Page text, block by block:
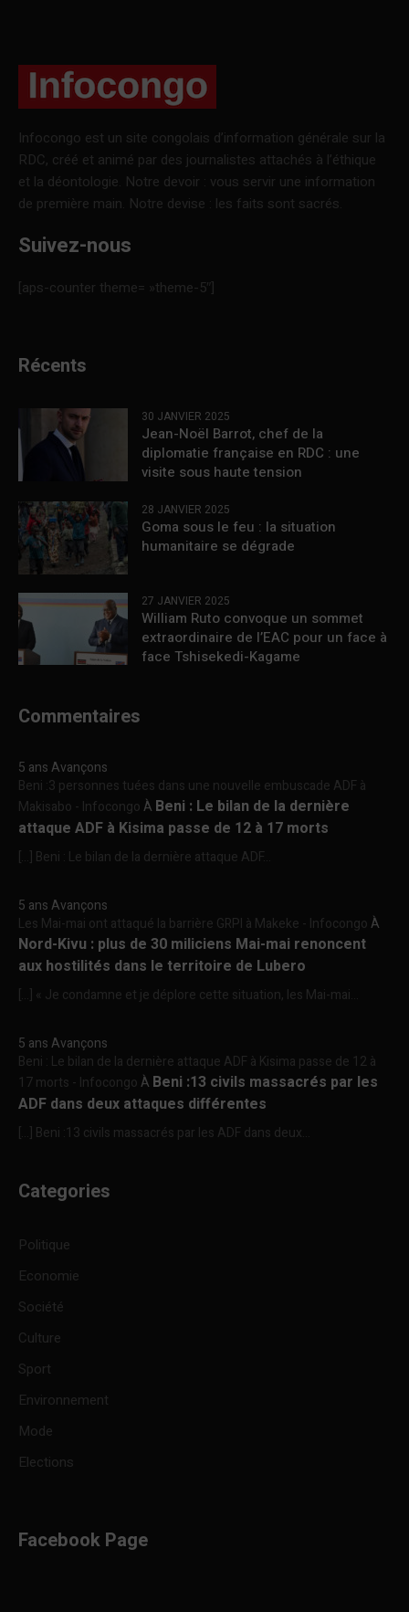
Infocongo est un site congolais d’information générale sur la
RDC, créé et animé par des journalistes attachés à l’éthique
et la déontologie. Notre devoir : vous servir une information
de première main. Notre devise : les faits sont sacrés.
Suivez-nous
[aps-counter theme= »theme-5″]
Récents
30 JANVIER 2025
Jean-Noël Barrot, chef de la
diplomatie française en RDC : une
visite sous haute tension
28 JANVIER 2025
Goma sous le feu : la situation
humanitaire se dégrade
27 JANVIER 2025
William Ruto convoque un sommet
extraordinaire de l’EAC pour un face à
face Tshisekedi-Kagame
Commentaires
5 ans Avançons
Beni :3 personnes tuées dans une nouvelle embuscade ADF à
Makisabo - InfocongoÀ Beni : Le bilan de la dernière
attaque ADF à Kisima passe de 12 à 17 morts
[…] Beni : Le bilan de la dernière attaque ADF...
5 ans Avançons
Les Mai-mai ont attaqué la barrière GRPI à Makeke - InfocongoÀ
Nord-Kivu : plus de 30 miliciens Mai-mai renoncent
aux hostilités dans le territoire de Lubero
[…] « Je condamne et je déplore cette situation, les Mai-mai...
5 ans Avançons
Beni : Le bilan de la dernière attaque ADF à Kisima passe de 12 à
17 morts - InfocongoÀ Beni :13 civils massacrés par les
ADF dans deux attaques différentes
[…] Beni :13 civils massacrés par les ADF dans deux...
Categories
Politique
Economie
Société
Culture
Sport
Environnement
Mode
Elections
Facebook Page